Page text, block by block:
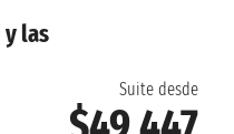
y las
Suite desde